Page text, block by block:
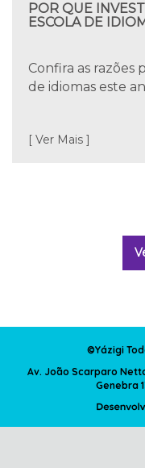
POR QUE
ESCOLA DE
Confira as razões
de idiomas este
[ Ver Mais ]
©Yázigi
Av. João Scarparo
Genebra